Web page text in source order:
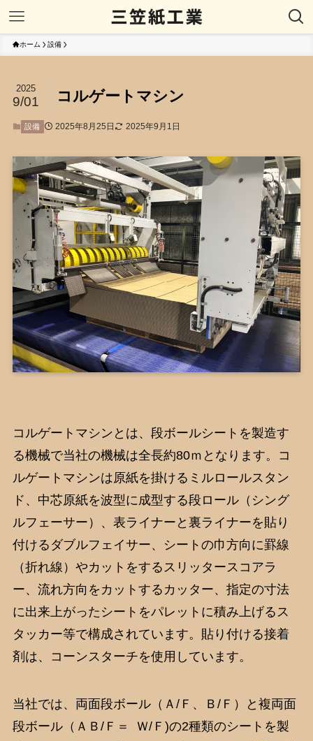
ホーム 設備
コルゲートマシン
2025
9/01
設備 2025年8月25日 2025年9月1日
コルゲートマシンとは、段ボールシートを製造す
る機械で当社の機械は全長約80ｍとなります。コ
ルゲートマシンは原紙を掛けるミルロールスタン
ド、中芯原紙を波型に成型する段ロール（シング
ルフェーサー）、表ライナーと裏ライナーを貼り
付けるダブルフェイサー、シートの巾方向に罫線
（折れ線）やカットをするスリッタースコアラ
ー、流れ方向をカットするカッター、指定の寸法
に出来上がったシートをパレットに積み上げるス
タッカー等で構成されています。貼り付ける接着
剤は、コーンスターチを使用しています。
当社では、両面段ボール（Ａ/Ｆ、Ｂ/Ｆ）と複両面
段ボール（ＡＢ/Ｆ＝ Ｗ/Ｆ)の2種類のシートを製